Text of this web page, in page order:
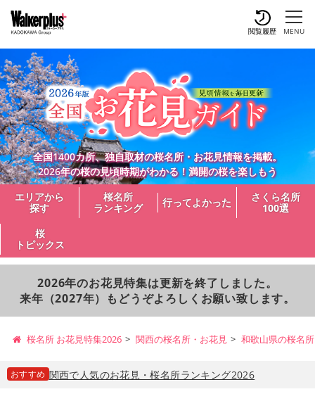
MENU
閲覧履歴
全国1400カ所、独自取材の桜名所・お花見情報を掲載。
2026年の桜の見頃時期がわかる！満開の桜を楽しもう
エリアから
探す
桜名所
ランキング
行ってよかった
さくら名所
100選
桜
トピックス
2026年のお花見特集は更新を終了しました。
来年（2027年）もどうぞよろしくお願い致します。
桜名所 お花見特集2026 関西の桜名所・お花見 和歌山県の桜名
おすすめ 関西で人気のお花見・桜名所ランキング2026